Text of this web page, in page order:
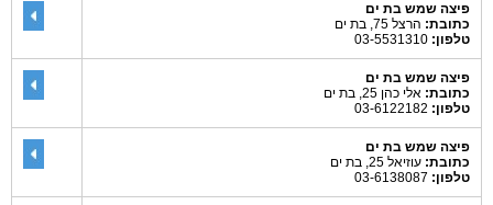
פיצה שמש בת ים
כתובת: הרצל 75, בת ים
טלפון:
פיצה שמש בת ים
כתובת: אלי כהן 25, בת ים
טלפון:
פיצה שמש בת ים
כתובת: עוזיאל 25, בת ים
טלפון: